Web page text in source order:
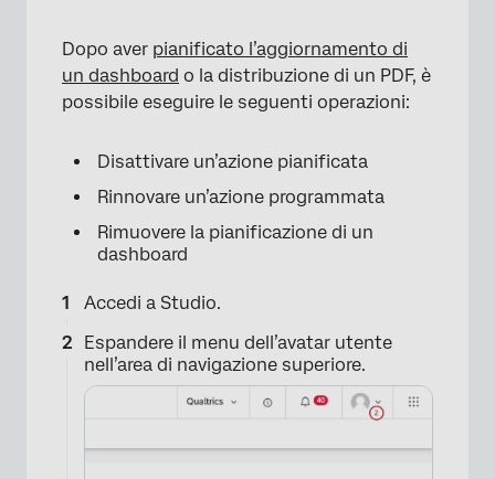
Dopo aver pianificato l’aggiornamento di
un dashboard o la distribuzione di un PDF, è
possibile eseguire le seguenti operazioni:
Disattivare un’azione pianificata
Rinnovare un’azione programmata
Rimuovere la pianificazione di un
dashboard
Accedi a Studio.
Espandere il menu dell’avatar utente
nell’area di navigazione superiore.